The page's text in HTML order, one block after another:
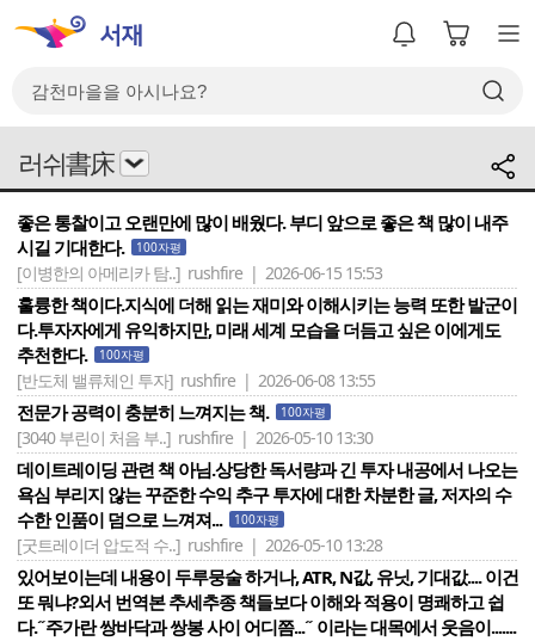
러쉬書床
좋은 통찰이고 오랜만에 많이 배웠다. 부디 앞으로 좋은 책 많이 내주
시길 기대한다.
100자평
[이병한의 아메리카 탐..] rushfire | 2026-06-15 15:53
훌륭한 책이다.지식에 더해 읽는 재미와 이해시키는 능력 또한 발군이
다.투자자에게 유익하지만, 미래 세계 모습을 더듬고 싶은 이에게도
추천한다.
100자평
[반도체 밸류체인 투자] rushfire | 2026-06-08 13:55
전문가 공력이 충분히 느껴지는 책. 100자평
[3040 부린이 처음 부..] rushfire | 2026-05-10 13:30
데이트레이딩 관련 책 아님.상당한 독서량과 긴 투자 내공에서 나오는
욕심 부리지 않는 꾸준한 수익 추구 투자에 대한 차분한 글, 저자의 수
수한 인품이 덤으로 느껴져...
100자평
[굿트레이더 압도적 수..] rushfire | 2026-05-10 13:28
있어보이는데 내용이 두루뭉술 하거나, ATR, N값, 유닛, 기대값.... 이건
또 뭐냐?외서 번역본 추세추종 책들보다 이해와 적용이 명쾌하고 쉽
다.˝주가란 쌍바닥과 쌍봉 사이 어디쯤...˝ 이라는 대목에서 웃음이.......